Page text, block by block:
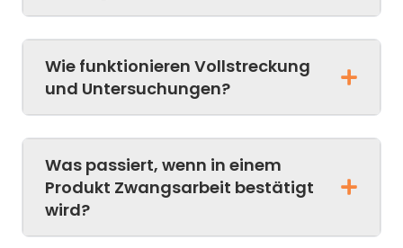
Wie funktionieren Vollstreckung
und Untersuchungen?
Was passiert, wenn in einem
Produkt Zwangsarbeit bestätigt
wird?